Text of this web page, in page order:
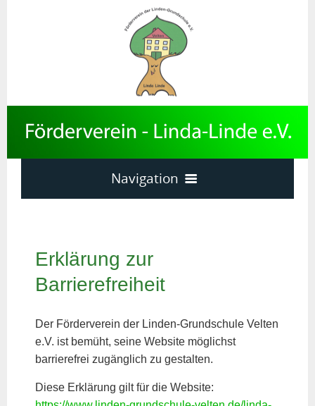
Navigation
Termine
Downloads
Kontakt
Impressum
Barrierefreiheitserklärung
Erklärung zur
Barrierefreiheit
Der Förderverein der Linden-Grundschule Velten
e.V. ist bemüht, seine Website möglichst
barrierefrei zugänglich zu gestalten.
Diese Erklärung gilt für die Website: